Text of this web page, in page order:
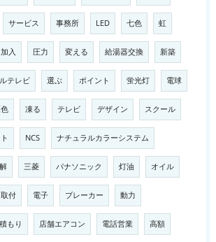
サービス 事務所 LED 七色 虹
加入 圧力 変える 給湯器交換 新築
テレビ 選ぶ ポイント 蛍光灯 電球
凍る テレビ デザイン スクール
NCS ナチュラルカラーシステム
三菱 パナソニック 灯油 オイル
取付 電子 ブレーカー 動力
もり 店舗エアコン 電話営業 高額